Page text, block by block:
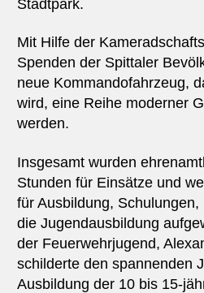
Stadtpark.
Mit Hilfe der
Spenden der Spittaler
neue Kommandofahrzeug,
wird, eine Reihe moderner
werden.
Insgesamt wurden
Stunden für Einsätze und
für Ausbildung,
die Jugendausbildung
der Feuerwehrjugend,
schilderte den spannenden
Ausbildung der 10 bis 15-